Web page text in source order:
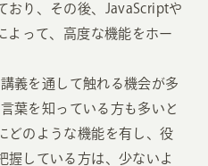
おり、その後、JavaScriptや
よって、高度な機能をホー
義を通して触れる機会が多
葉を知っている方も多いと
どのような機能を有し、役
握している方は、少ないよ